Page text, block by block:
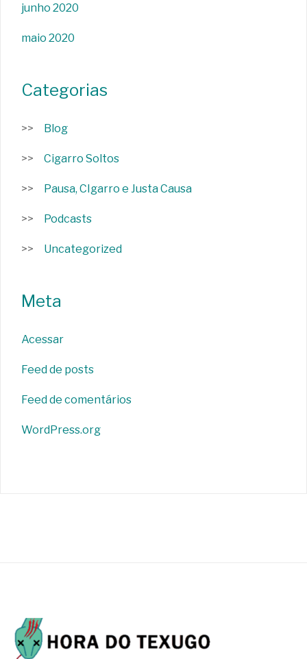
junho 2020
maio 2020
Categorias
Blog
Cigarro Soltos
Pausa, CIgarro e Justa Causa
Podcasts
Uncategorized
Meta
Acessar
Feed de posts
Feed de comentários
WordPress.org